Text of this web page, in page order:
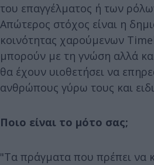
του επαγγέλματος ή των
Απώτερος στόχος είναι η
κοινότητας χαρούμενων
μπορούν με τη γνώση αλλά
θα έχουν υιοθετήσει να
ανθρώπους γύρω τους και
Ποιο είναι το μότο σας;
"Τα πράγματα που πρέπει να